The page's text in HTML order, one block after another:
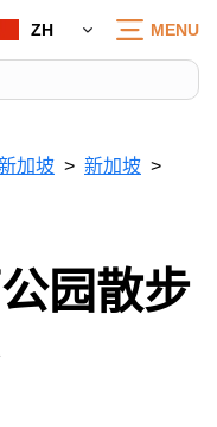
ZH MENU
加坡 新加坡
园散步